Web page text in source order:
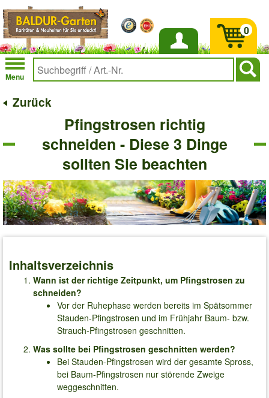
Anmelden
Menu
0
Zurück
Pfingstrosen richtig
schneiden - Diese 3 Dinge
sollten Sie beachten
Inhaltsverzeichnis
Wann ist der richtige Zeitpunkt, um Pfingstrosen zu
schneiden?
Vor der Ruhephase werden bereits im Spätsommer
Stauden-Pfingstrosen und im Frühjahr Baum- bzw.
Strauch-Pfingstrosen geschnitten.
Was sollte bei Pfingstrosen geschnitten werden?
Bei Stauden-Pfingstrosen wird der gesamte Spross,
bei Baum-Pfingstrosen nur störende Zweige
weggeschnitten.